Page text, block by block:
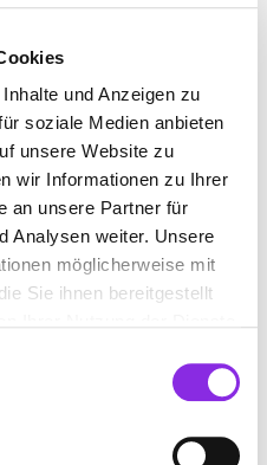
und Anzeigen zu
soziale Medien anbieten
unsere Website zu
wir Informationen zu Ihrer
an unsere Partner für
Analysen weiter. Unsere
möglicherweise mit
Sie ihnen bereitgestellt
ANN-KRISTIN
| 54634 Bitburg DE